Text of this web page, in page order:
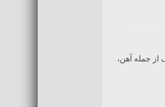
های مختلف از جمله آهن،